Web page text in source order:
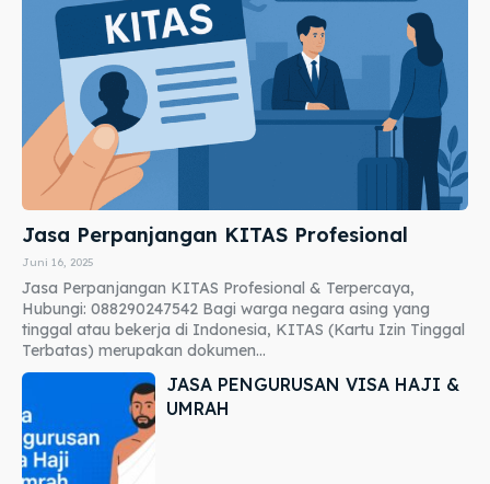
Jasa Perpanjangan KITAS Profesional
Juni 16, 2025
Jasa Perpanjangan KITAS Profesional & Terpercaya,
Hubungi: 088290247542 Bagi warga negara asing yang
tinggal atau bekerja di Indonesia, KITAS (Kartu Izin Tinggal
Terbatas) merupakan dokumen...
JASA PENGURUSAN VISA HAJI &
UMRAH